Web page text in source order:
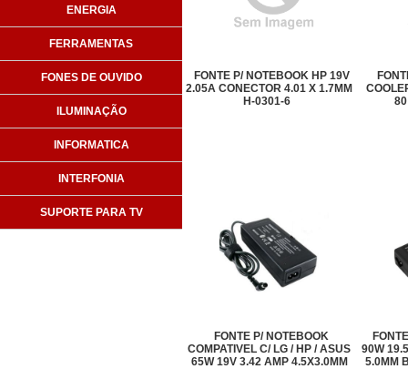
ENERGIA
FERRAMENTAS
FONES DE OUVIDO
ILUMINAÇÃO
INFORMATICA
INTERFONIA
SUPORTE PARA TV
FONTE P/ NOTEBOOK HP 19V
2.05A CONECTOR 4.01 X 1.7MM
H-0301-6
FONTE P/ NOTEBOOK
COMPATIVEL C/ LG / HP / ASUS
65W 19V 3.42 AMP 4.5X3.0MM
90W
5.0MM